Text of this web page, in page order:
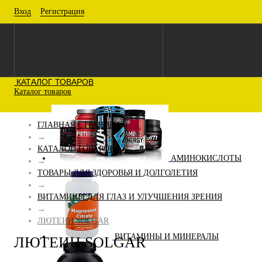
Вход Регистрация
КАТАЛОГ ТОВАРОВ
Каталог товаров
АМИНОКИСЛОТЫ
ВИТАМИНЫ И МИНЕРАЛЫ
ГЛАВНАЯ СТРАНИЦА
→
КАТАЛОГ ТОВАРОВ
→
ТОВАРЫ ДЛЯ ЗДОРОВЬЯ И ДОЛГОЛЕТИЯ
→
ВИТАМИНЫ ДЛЯ ГЛАЗ И УЛУЧШЕНИЯ ЗРЕНИЯ
→
ЛЮТЕИН SOLGAR
ЛЮТЕИН SOLGAR